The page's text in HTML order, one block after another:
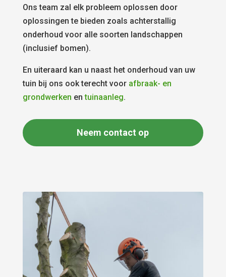
Ons team zal elk probleem oplossen door
oplossingen te bieden zoals achterstallig
onderhoud voor alle soorten landschappen
(inclusief bomen).
En uiteraard kan u naast het onderhoud van uw
tuin bij ons ook terecht voor afbraak- en
grondwerken entuinaanleg.
Neem contact op